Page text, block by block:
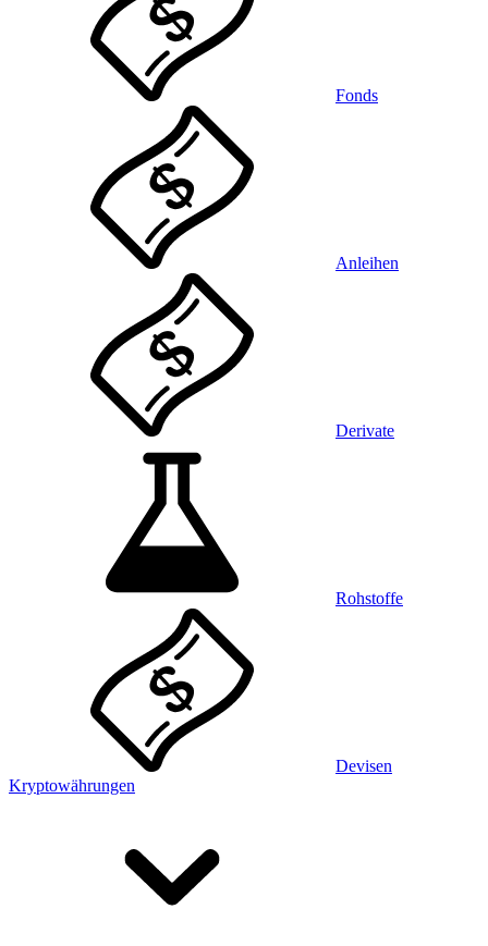
Fonds
Anleihen
Derivate
Rohstoffe
Devisen
Kryptowährungen